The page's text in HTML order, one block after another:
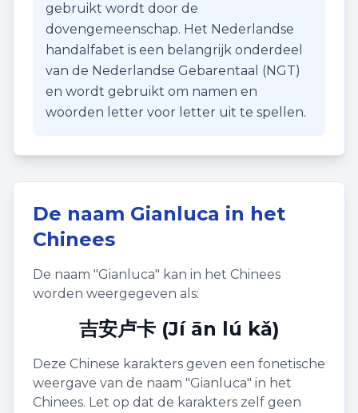
gebruikt wordt door de
dovengemeenschap. Het Nederlandse
handalfabet is een belangrijk onderdeel
van de Nederlandse Gebarentaal (NGT)
en wordt gebruikt om namen en
woorden letter voor letter uit te spellen.
De naam Gianluca in het
Chinees
De naam "Gianluca" kan in het Chinees
worden weergegeven als:
吉安卢卡 (Jí ān lú kǎ)
Deze Chinese karakters geven een fonetische
weergave van de naam "Gianluca" in het
Chinees. Let op dat de karakters zelf geen